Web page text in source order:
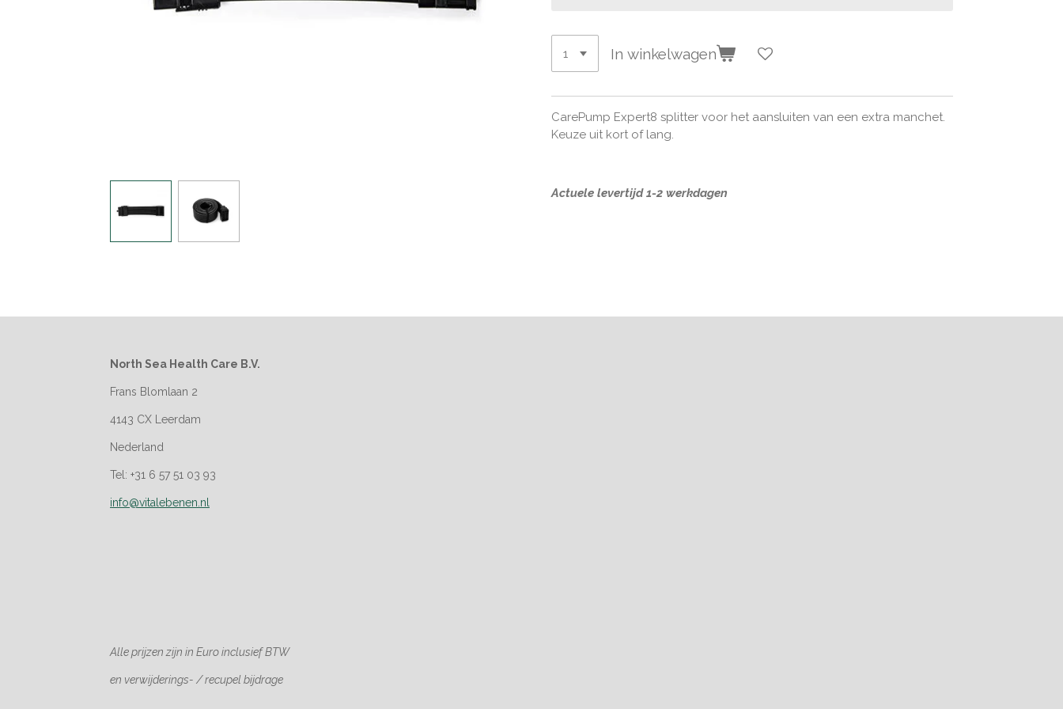
In winkelwagen
CarePump Expert8 splitter voor het aansluiten van een extra manchet.
Keuze uit kort of lang.
Actuele levertijd 1-2 werkdagen
North Sea Health Care B.V.
Frans Blomlaan 2
4143 CX Leerdam
Nederland
Tel: +31 6 57 51 03 93
info@vitalebenen.nl
Alle prijzen zijn in Euroinclusief BTW
en verwijderings- / recupel bijdrage